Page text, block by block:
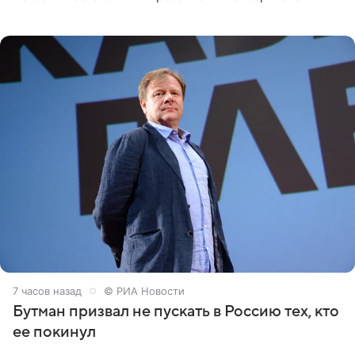
7 часов назад © РИА Новости
Бутман призвал не пускать в Россию тех, кто
ее покинул